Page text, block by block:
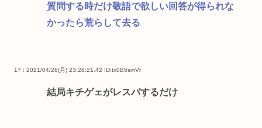
質問する時だけ敬語で欲しい回答が得られな
かったら荒らして去る
17 : 2021/04/26(月) 23:28:21.42 ID:tx0B5smVr
結局キチゲェがレスバするだけ